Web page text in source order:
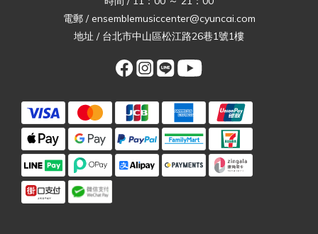
電郵 / ensemblemusiccenter@cyuncai.com
地址 / 台北市中山區松江路26巷1號1樓